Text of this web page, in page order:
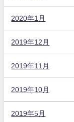
2020年1月
2019年12月
2019年11月
2019年10月
2019年5月